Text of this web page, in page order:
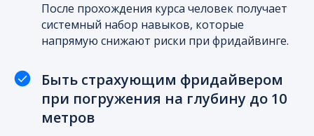
После прохождения курса человек получает
системный набор навыков, которые
напрямую снижают риски при фридайвинге.
Быть страхующим фридайвером
при погружения на глубину до 10
метров